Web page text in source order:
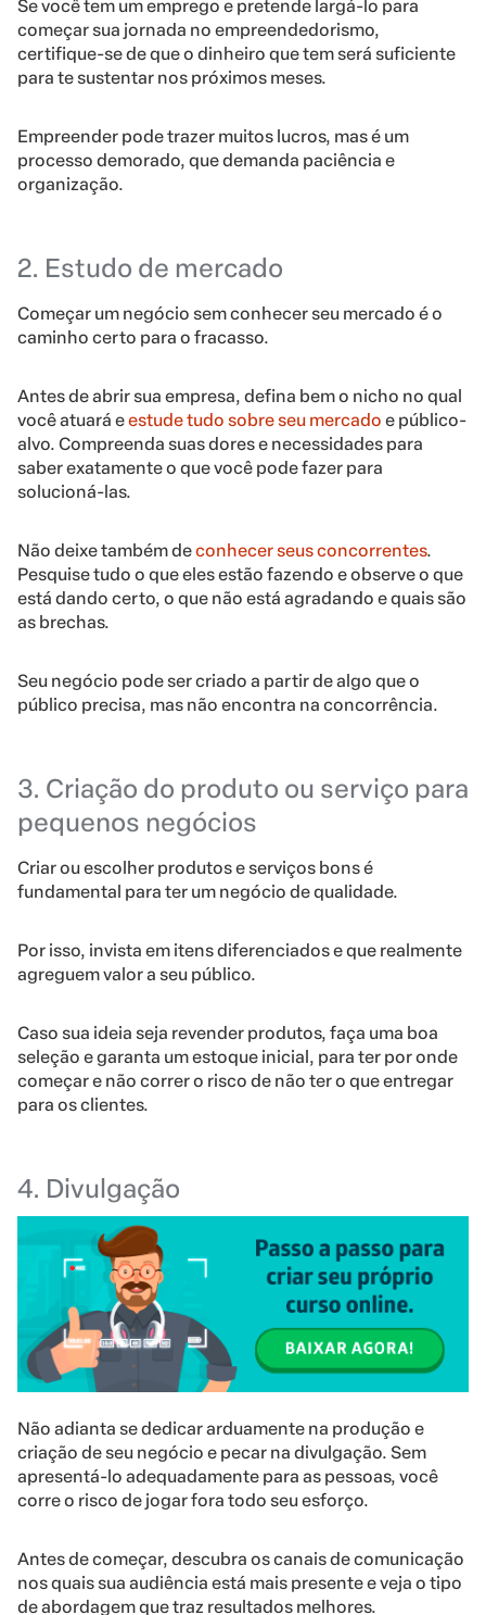
Se você tem um emprego e pretende largá-lo para
começar sua jornada no empreendedorismo,
certifique-se de que o dinheiro que tem será suficiente
para te sustentar nos próximos meses.
Empreender pode trazer muitos lucros, mas é um
processo demorado, que demanda paciência e
organização.
2. Estudo de mercado
Começar um negócio sem conhecer seu mercado é o
caminho certo para o fracasso.
Antes de abrir sua empresa, defina bem o nicho no qual
você atuará eestude tudo sobre seu mercado e público-
alvo. Compreenda suas dores e necessidades para
saber exatamente o que você pode fazer para
solucioná-las.
Não deixe também deconhecer seus concorrentes.
Pesquise tudo o que eles estão fazendo e observe o que
está dando certo, o que não está agradando e quais são
as brechas.
Seu negócio pode ser criado a partir de algo que o
público precisa, mas não encontra na concorrência.
3. Criação do produto ou serviço para
pequenos negócios
Criar ou escolher produtos e serviços bons é
fundamental para ter um negócio de qualidade.
Por isso, invista em itens diferenciados e que realmente
agreguem valor a seu público.
Caso sua ideia seja revender produtos, faça uma boa
seleção e garanta um estoque inicial, para ter por onde
começar e não correr o risco de não ter o que entregar
para os clientes.
4. Divulgação
Não adianta se dedicar arduamente na produção e
criação de seu negócio e pecar na divulgação. Sem
apresentá-lo adequadamente para as pessoas, você
corre o risco de jogar fora todo seu esforço.
Antes de começar, descubra os canais de comunicação
nos quais sua audiência está mais presente e veja o tipo
de abordagem que traz resultados melhores.